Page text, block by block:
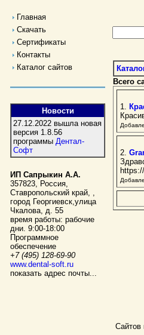
Главная
Скачать
Сертификаты
Контакты
Каталог сайтов
Новости
27.12.2022 вышла новая
версия 1.8.56
программы Дентал-
Софт
ИП Сапрыкин А.А.
357823, Россия,
Ставропольский край, ,
город Георгиевск,улица
Чкалова, д. 55
время работы: рабочие
дни. 9:00-18:00
Программное
обеспечение
+7 (495) 128-69-90
www.dental-soft.ru
показать адрес почты...
Всего
1.
2.
Сайтов